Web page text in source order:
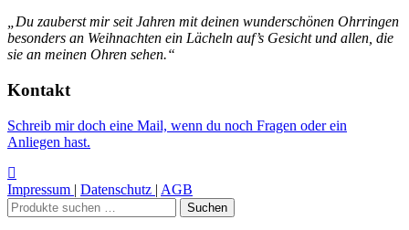
„Du zauberst mir seit Jahren mit deinen wunderschönen Ohrringen
besonders an Weihnachten ein Lächeln auf’s Gesicht und allen, die
sie an meinen Ohren sehen.“
Kontakt
Schreib mir doch eine Mail, wenn du noch Fragen oder ein
Anliegen hast.
Impressum | Datenschutz | AGB
Suchen
nach:
Suchen